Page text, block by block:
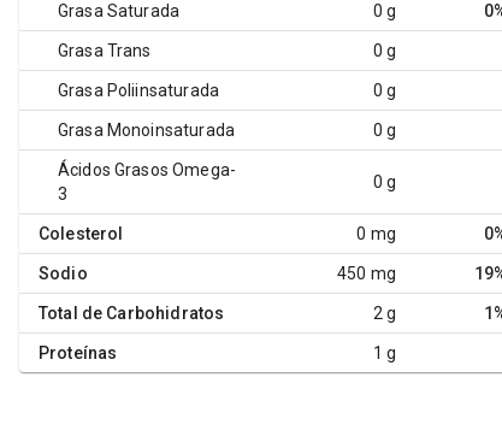
Grasa Saturada 0 g
Grasa Trans 0 g
Grasa Poliinsaturada 0 g
Grasa Monoinsaturada 0 g
Ácidos Grasos Omega-
3
0 g
Colesterol 0 mg
Sodio 450 mg
Total de Carbohidratos 2 g
Proteínas 1 g